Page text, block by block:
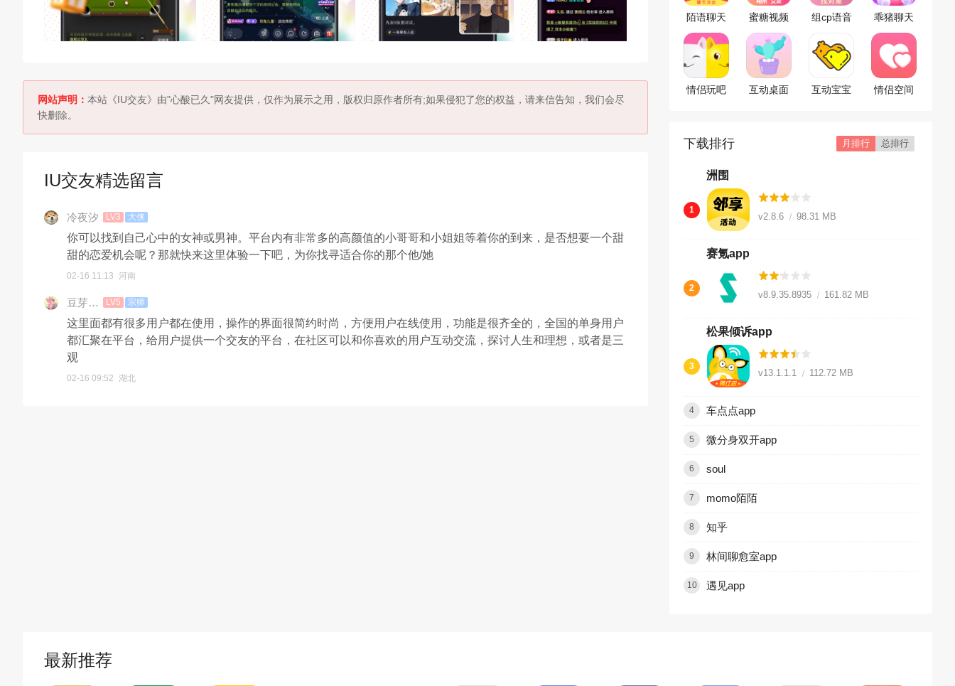
网站声明： 本站《IU交友》由"心酸已久"网友提供，仅作为展示之用，版权归原作者所有;如果侵犯了您的权益，请来信告知，我们会尽
快删除。
IU交友精选留言
冷夜汐 LV3 大侠
你可以找到自己心中的女神或男神。平台内有非常多的高颜值的小哥哥和小姐姐等着你的到来，是否想要一个甜
甜的恋爱机会呢？那就快来这里体验一下吧，为你找寻适合你的那个他/她
02-16 11:13 河南
豆芽… LV5 宗师
这里面都有很多用户都在使用，操作的界面很简约时尚，方便用户在线使用，功能是很齐全的，全国的单身用户
都汇聚在平台，给用户提供一个交友的平台，在社区可以和你喜欢的用户互动交流，探讨人生和理想，或者是三
观
02-16 09:52 湖北
陌语聊天
交友
蜜糖视频
聊天交友
组cp语音
乖猪聊天
交友app
情侣玩吧 互动桌面 互动宝宝
情侣空间
下载排行 月排行 总排行
洲围
1
v2.8.6 98.31 MB
赛氪app
2
v8.9.35.8935 161.82 MB
松果倾诉app
3
v13.1.1.1 112.72 MB
车点点app
4
微分身双开app
5
soul
6
momo陌陌
7
知乎
8
林间聊愈室app
9
遇见app
10
最新推荐